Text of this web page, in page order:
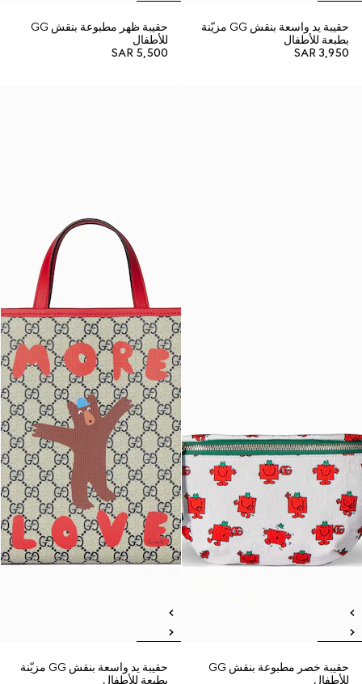
حقيبة يد واسعة بنقش GG مزيّنة
بطبعة للأطفال
SAR 3,950
حقيبة ظهر مطبوعة بنقش GG
للأطفال
SAR 5,500
حقيبة خصر مطبوعة بنقش GG
للأطفال
حقيبة يد واسعة بنقش GG مزيّنة
بطبعة للأطفال